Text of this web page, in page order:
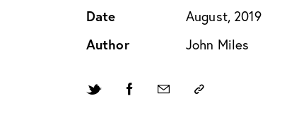
Date
August, 2019
Author
John Miles